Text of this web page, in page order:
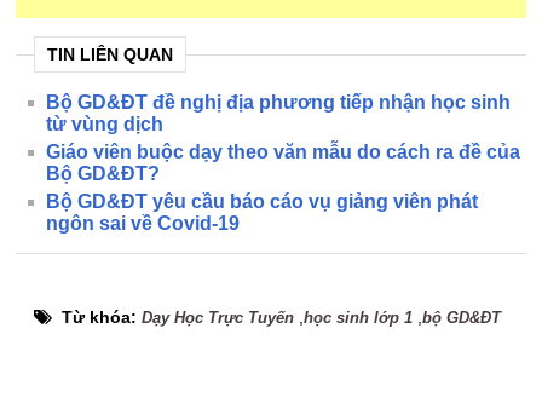
TIN LIÊN QUAN
Bộ GD&ĐT đề nghị địa phương tiếp nhận học sinh
từ vùng dịch
Giáo viên buộc dạy theo văn mẫu do cách ra đề của
Bộ GD&ĐT?
Bộ GD&ĐT yêu cầu báo cáo vụ giảng viên phát
ngôn sai về Covid-19
Từ khóa:Dạy Học Trực Tuyến ,học sinh lớp 1 ,bộ GD&ĐT